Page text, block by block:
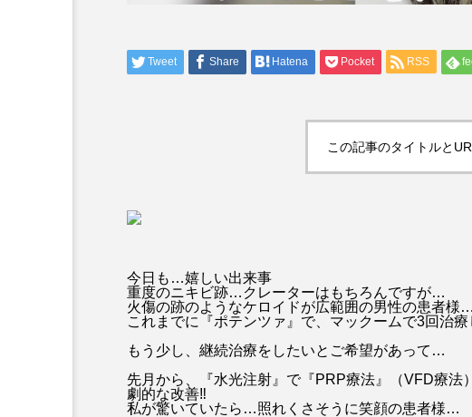
Tweet Share Hatena Pocket RSS
この記事のタイトルと
今日も…嬉しい出来事
重度のニキビ跡…クレーターはもちろんですが…
火傷の跡のようなケロイドが広範囲の男性の患者様…
これまでに『ポテンツァ』で、マックームで3回治
もう少し、継続治療をしたいとご希望があって…
先月から、『水光注射』で『PRP療法』（VFD療
劇的な改善‼️
私が驚いていたら…照れくさそうに笑顔の患者様…